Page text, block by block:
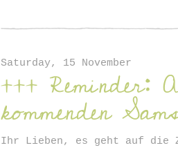
Saturday, 15 November
+++
kommenden
Ihr Lieben, es geht auf die